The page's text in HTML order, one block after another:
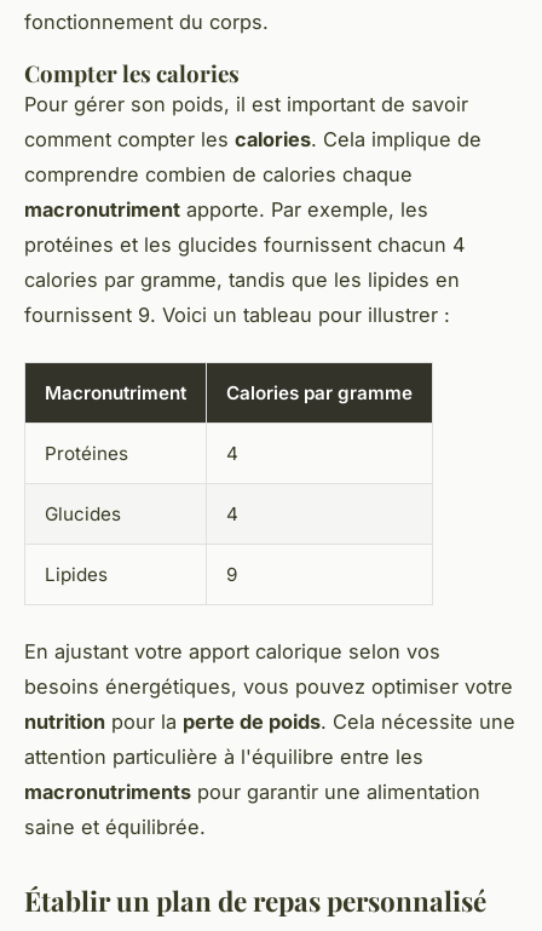
fonctionnement du corps.
Compter les calories
Pour gérer son poids, il est important de savoir
comment compter les calories. Cela implique de
comprendre combien de calories chaque
macronutriment apporte. Par exemple, les
protéines et les glucides fournissent chacun 4
calories par gramme, tandis que les lipides en
fournissent 9. Voici un tableau pour illustrer :
Macronutriment Calories par gramme
Protéines 4
Glucides 4
Lipides 9
En ajustant votre apport calorique selon vos
besoins énergétiques, vous pouvez optimiser votre
nutrition pour la perte de poids. Cela nécessite une
attention particulière à l'équilibre entre les
macronutriments pour garantir une alimentation
saine et équilibrée.
Établir un plan de repas personnalisé